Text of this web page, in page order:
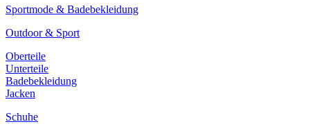
Sportmode & Badebekleidung
Outdoor & Sport
Oberteile
Unterteile
Badebekleidung
Jacken
Schuhe